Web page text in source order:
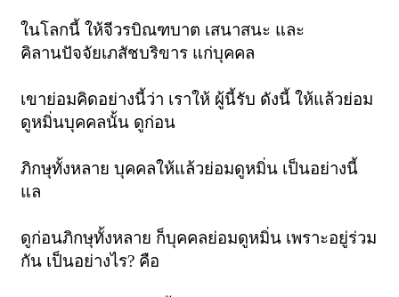
ในโลกนี้ ให้จีวรบิณฑบาต เสนาสนะ และ
คิลานปัจจัยเภสัชบริขาร แก่บุคคล
เขาย่อมคิดอย่างนี้ว่า เราให้ ผู้นี้รับ ดังนี้ ให้แล้วย่อม
ดูหมิ่นบุคคลนั้น ดูก่อน
ภิกษุทั้งหลาย บุคคลให้แล้วย่อมดูหมิ่น เป็นอย่างนี้
แล
ดูก่อนภิกษุทั้งหลาย ก็บุคคลย่อมดูหมิ่น เพราะอยู่ร่วม
กัน เป็นอย่างไร? คือ